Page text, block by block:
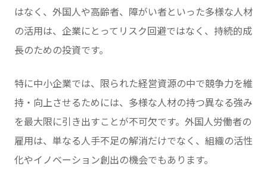
はなく、外国人や高齢者、障がい者といった多様な人材
の活用は、企業にとってリスク回避ではなく、持続的成
長のための投資です。
特に中小企業では、限られた経営資源の中で競争力を維
持・向上させるためには、多様な人材の持つ異なる強み
を最大限に引き出すことが不可欠です。外国人労働者の
雇用は、単なる人手不足の解消だけでなく、組織の活性
化やイノベーション創出の機会でもあります。